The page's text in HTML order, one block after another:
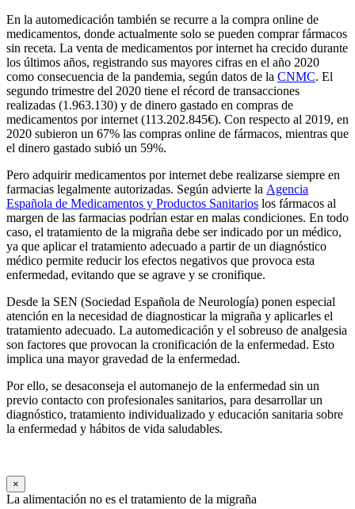
En la automedicación también se recurre a la compra online de
medicamentos, donde actualmente solo se pueden comprar fármacos
sin receta. La venta de medicamentos por internet ha crecido durante
los últimos años, registrando sus mayores cifras en el año 2020
como consecuencia de la pandemia, según datos de la CNMC. El
segundo trimestre del 2020 tiene el récord de transacciones
realizadas (1.963.130) y de dinero gastado en compras de
medicamentos por internet (113.202.845€). Con respecto al 2019, en
2020 subieron un 67% las compras online de fármacos, mientras que
el dinero gastado subió un 59%.
Pero adquirir medicamentos por internet debe realizarse siempre en
farmacias legalmente autorizadas. Según advierte la Agencia
Española de Medicamentos y Productos Sanitarios los fármacos al
margen de las farmacias podrían estar en malas condiciones. En todo
caso, el tratamiento de la migraña debe ser indicado por un médico,
ya que aplicar el tratamiento adecuado a partir de un diagnóstico
médico permite reducir los efectos negativos que provoca esta
enfermedad, evitando que se agrave y se cronifique.
Desde la SEN (Sociedad Española de Neurología) ponen especial
atención en la necesidad de diagnosticar la migraña y aplicarles el
tratamiento adecuado. La automedicación y el sobreuso de analgesia
son factores que provocan la cronificación de la enfermedad. Esto
implica una mayor gravedad de la enfermedad.
Por ello, se desaconseja el automanejo de la enfermedad sin un
previo contacto con profesionales sanitarios, para desarrollar un
diagnóstico, tratamiento individualizado y educación sanitaria sobre
la enfermedad y hábitos de vida saludables.
×
La alimentación no es el tratamiento de la migraña